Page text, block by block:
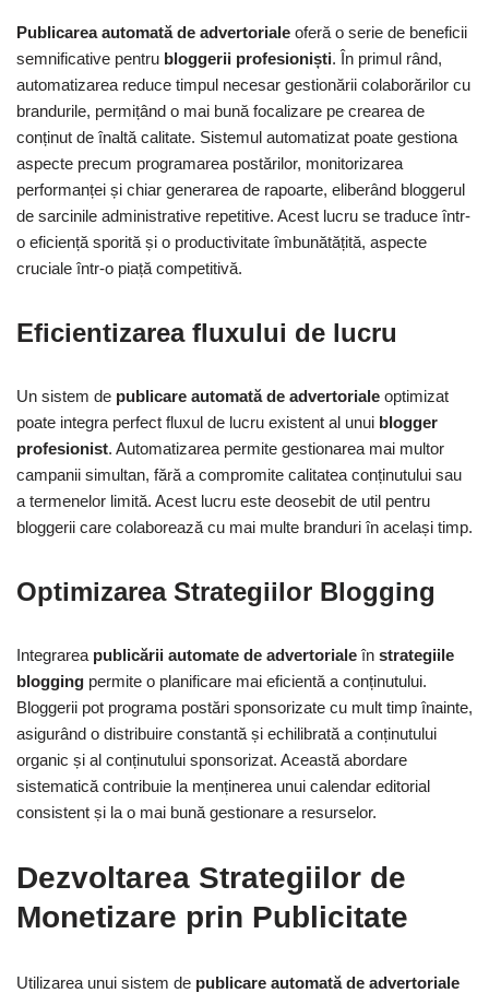
Publicarea automată de advertoriale oferă o serie de beneficii
semnificative pentru bloggerii profesioniști. În primul rând,
automatizarea reduce timpul necesar gestionării colaborărilor cu
brandurile, permițând o mai bună focalizare pe crearea de
conținut de înaltă calitate. Sistemul automatizat poate gestiona
aspecte precum programarea postărilor, monitorizarea
performanței și chiar generarea de rapoarte, eliberând bloggerul
de sarcinile administrative repetitive. Acest lucru se traduce într-
o eficiență sporită și o productivitate îmbunătățită, aspecte
cruciale într-o piață competitivă.
Eficientizarea fluxului de lucru
Un sistem de publicare automată de advertoriale optimizat
poate integra perfect fluxul de lucru existent al unui blogger
profesionist. Automatizarea permite gestionarea mai multor
campanii simultan, fără a compromite calitatea conținutului sau
a termenelor limită. Acest lucru este deosebit de util pentru
bloggerii care colaborează cu mai multe branduri în același timp.
Optimizarea Strategiilor Blogging
Integrarea publicării automate de advertoriale în strategiile
blogging permite o planificare mai eficientă a conținutului.
Bloggerii pot programa postări sponsorizate cu mult timp înainte,
asigurând o distribuire constantă și echilibrată a conținutului
organic și al conținutului sponsorizat. Această abordare
sistematică contribuie la menținerea unui calendar editorial
consistent și la o mai bună gestionare a resurselor.
Dezvoltarea Strategiilor de
Monetizare prin Publicitate
Utilizarea unui sistem de publicare automată de advertoriale